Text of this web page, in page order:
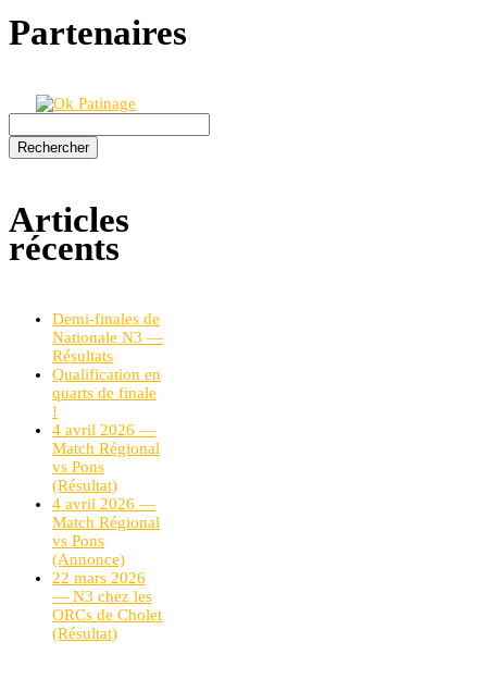
Partenaires
Rechercher :
Articles
récents
Demi-finales de
Nationale N3 —
Résultats
Qualification en
quarts de finale
!
4 avril 2026 —
Match Régional
vs Pons
(Résultat)
4 avril 2026 —
Match Régional
vs Pons
(Annonce)
22 mars 2026
— N3 chez les
ORCs de Cholet
(Résultat)